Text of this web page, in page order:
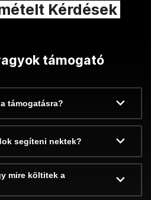
Kérdések
támogató
támogatásra?
segíteni nektek?
mire költitek a